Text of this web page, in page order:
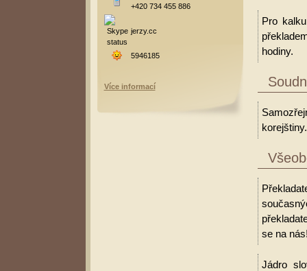
Pro
hodiny.
korejštiny.
se na
Jádro
+420 734 455 886
jerzy.cc
5946185
Více informací